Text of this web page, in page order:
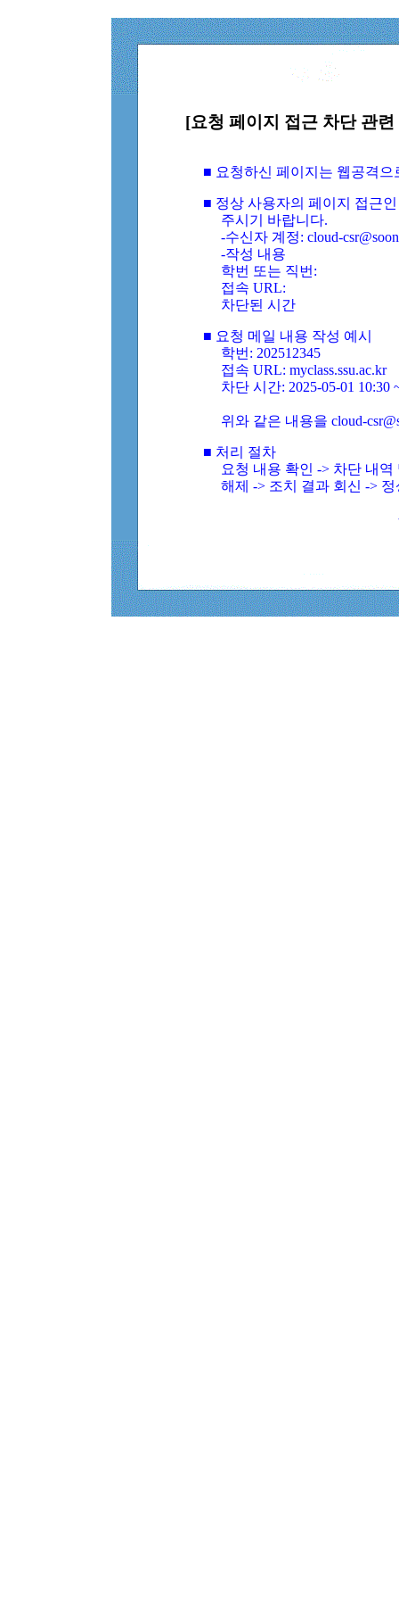
[요청 페이지 접근 차단 관
■ 요청하신 페이지는 웹공격
■ 정상 사용자의 페이지 접근
주시기 바랍니다.
-수신자 계정: cloud-
-작성 내용
학번 또는 직번:
접속 URL:
차단된 시간
■ 요청 메일 내용 작성 예시
학번: 202512345
접속 URL: myclass.ssu.ac.kr
차단 시간: 2025-05-01 10:30
위와 같은 내용을 cloud-
■ 처리 절차
요청 내용 확인 -> 차단 내
해제 -> 조치 결과 회신 ->